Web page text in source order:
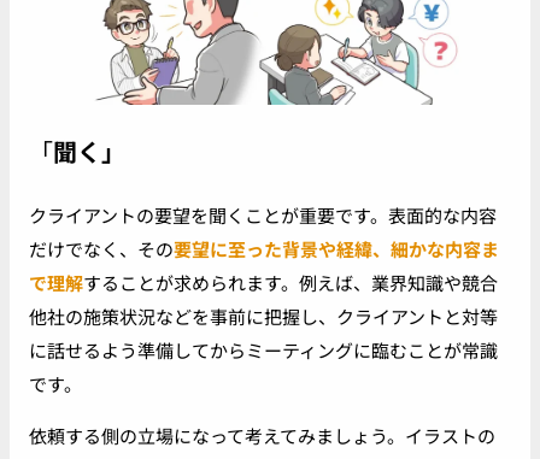
「聞く」
クライアントの要望を聞くことが重要です。表面的な内容
だけでなく、その要望に至った背景や経緯、細かな内容ま
で理解することが求められます。例えば、業界知識や競合
他社の施策状況などを事前に把握し、クライアントと対等
に話せるよう準備してからミーティングに臨むことが常識
です。
依頼する側の立場になって考えてみましょう。イラストの